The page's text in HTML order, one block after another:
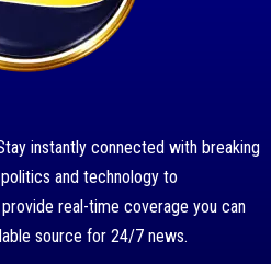
instantly connected with breaking
and technology to
real-time coverage you can
source for 24/7 news.